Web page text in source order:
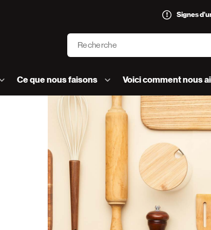
Signes
Recherche
Ce que nous faisons Voici comment nous